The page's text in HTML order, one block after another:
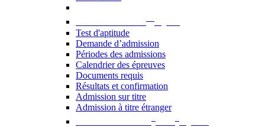
Test d'aptitude
Demande d’admission
Périodes des admissions
Calendrier des épreuves
Documents requis
Résultats et confirmation
Admission sur titre
Admission à titre étranger